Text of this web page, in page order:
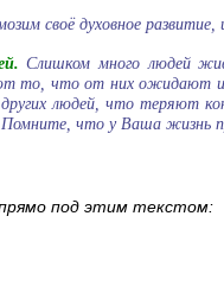
своё духовное
Слишком много людей
что от них ожидают
других людей, что
что у Ваша жизнь
под этим текстом: